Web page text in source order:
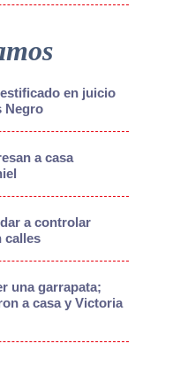
en juicio
Negro
a casa
a controlar
calles
una garrapata;
a casa y Victoria